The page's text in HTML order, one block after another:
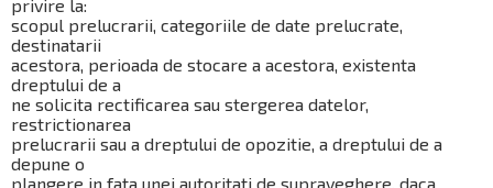
privire la:
scopul prelucrarii, categoriile de date prelucrate,
destinatarii
acestora, perioada de stocare a acestora, existenta
dreptului de a
ne solicita rectificarea sau stergerea datelor,
restrictionarea
prelucrarii sau a dreptului de opozitie, a dreptului de a
depune o
plangere in fata unei autoritati de supraveghere, daca